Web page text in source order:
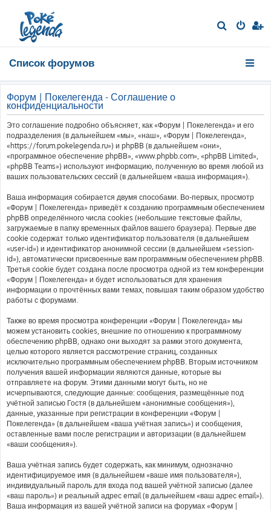
к
Список форумов
Форум | Покелегенда - Соглашение о
конфиденциальности
Это соглашение подробно объясняет, как «Форум | Покелегенда» и его
подразделения (в дальнейшем «мы», «наш», «Форум | Покелегенда»,
«https://forum.pokelegenda.ru») и phpBB (в дальнейшем «они»,
«программное обеспечение phpBB», «www.phpbb.com», «phpBB Limited»,
«phpBB Teams») используют информацию, полученную во время любой из
ваших пользовательских сессий (в дальнейшем «ваша информация»).
Ваша информация собирается двумя способами. Во-первых, просмотр
«Форум | Покелегенда» приведёт к созданию программным обеспечением
phpBB определённого числа cookies (небольшие текстовые файлы,
загружаемые в папку временных файлов вашего браузера). Первые две
cookie содержат только идентификатор пользователя (в дальнейшем
«user-id») и идентификатор анонимной сессии (в дальнейшем «session-
id»), автоматически присвоенные вам программным обеспечением phpBB.
Третья cookie будет создана после просмотра одной из тем конференции
«Форум | Покелегенда» и будет использоваться для хранения
информации о прочтённых вами темах, повышая таким образом удобство
работы с форумами.
Также во время просмотра конференции «Форум | Покелегенда» мы
можем установить cookies, внешние по отношению к программному
обеспечению phpBB, однако они выходят за рамки этого документа,
целью которого является рассмотрение страниц, созданных
исключительно программным обеспечением phpBB. Вторым источником
получения вашей информации являются данные, которые вы
отправляете на форум. Этими данными могут быть, но не
исчерпываются, следующие данные: сообщения, размещённые под
учётной записью Гостя (в дальнейшем «анонимные сообщения»),
данные, указанные при регистрации в конференции «Форум |
Покелегенда» (в дальнейшем «ваша учётная запись») и сообщения,
оставленные вами после регистрации и авторизации (в дальнейшем
«ваши сообщения»).
Ваша учётная запись будет содержать, как минимум, однозначно
идентифицируемое имя (в дальнейшем «ваше имя пользователя»),
индивидуальный пароль для входа под вашей учётной записью (далее
«ваш пароль») и реальный адрес email (в дальнейшем «ваш адрес email»).
Ваша информация из вашей учётной записи на форумах «Форум |